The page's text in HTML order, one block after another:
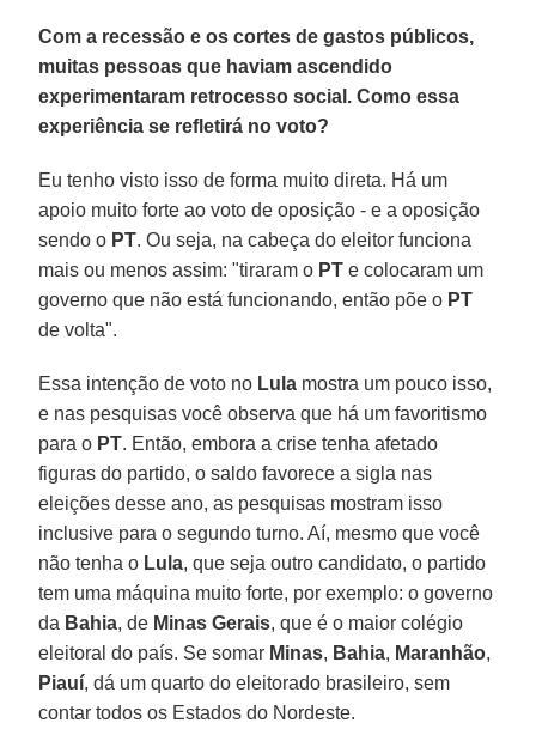
Com a recessão e os cortes de gastos públicos,
muitas pessoas que haviam ascendido
experimentaram retrocesso social. Como essa
experiência se refletirá no voto?
Eu tenho visto isso de forma muito direta. Há um
apoio muito forte ao voto de oposição - e a oposição
sendo o PT. Ou seja, na cabeça do eleitor funciona
mais ou menos assim: "tiraram o PT e colocaram um
governo que não está funcionando, então põe o PT
de volta".
Essa intenção de voto no Lula mostra um pouco isso,
e nas pesquisas você observa que há um favoritismo
para o PT. Então, embora a crise tenha afetado
figuras do partido, o saldo favorece a sigla nas
eleições desse ano, as pesquisas mostram isso
inclusive para o segundo turno. Aí, mesmo que você
não tenha o Lula, que seja outro candidato, o partido
tem uma máquina muito forte, por exemplo: o governo
da Bahia, de Minas Gerais, que é o maior colégio
eleitoral do país. Se somar Minas, Bahia, Maranhão,
Piauí, dá um quarto do eleitorado brasileiro, sem
contar todos os Estados do Nordeste.